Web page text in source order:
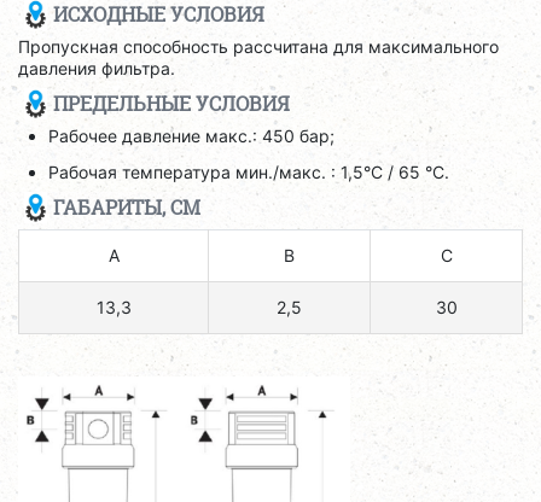
ИСХОДНЫЕ УСЛОВИЯ
Пропускная способность рассчитана для максимального
давления фильтра.
ПРЕДЕЛЬНЫЕ УСЛОВИЯ
Рабочее давление макс.: 450 бар;
Рабочая температура мин./макс. : 1,5°C / 65 °C.
ГАБАРИТЫ, СМ
A B C
13,3 2,5 30